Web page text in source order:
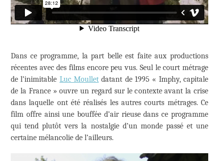
Dans ce programme, la part belle est faite aux productions
récentes avec des films encore peu vus. Seul le court métrage
de l’inimitable Luc Moullet datant de 1995 « Imphy, capitale
de la France » ouvre un regard sur le contexte avant la crise
dans laquelle ont été réalisés les autres courts métrages. Ce
film offre ainsi une bouffée d’air rieuse dans ce programme
qui tend plutôt vers la nostalgie d’un monde passé et une
certaine mélancolie de l’ailleurs.